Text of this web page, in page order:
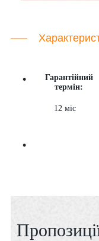
Гарантійний
термін:
12 міс